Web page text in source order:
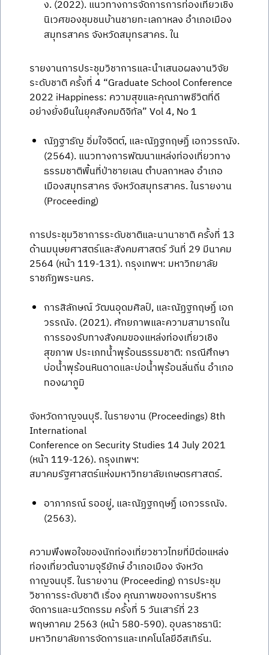
ง. (2022). แนวทางการจัดการการท่องเที่ยวเชิง
นิเวศของชุมชนบ้านชายทะเลกาหลง อำเภอเมือง
สมุทรสาคร จังหวัดสมุทรสาคร. ใน
รายงานการประชุมวิชาการและนำเสนอผลงานวิจัย
ระดับชาติ ครั้งที่ 4 “Graduate School Conference
2022 iHappiness: ความสุขและคุณภาพชีวิตที่ดี
อย่างยั่งยืนในยุคสังคมดิจิทัล” Vol 4, No 1
ณัฏฐาธัญ อิ่มใจจิตต์, และณัฏฐกฤษฏิ์ เอกวรรณัง.
(2564). แนวทางการพัฒนาแหล่งท่องเที่ยวทาง
ธรรมชาติพื้นที่ป่าชายเลน ตำบลกาหลง อำเภอ
เมืองสมุทรสาคร จังหวัดสมุทรสาคร. ในรายงาน
(Proceeding)
การประชุมวิชาการระดับชาติและนานาชาติ ครั้งที่ 13
ด้านมนุษยศาสตร์และสังคมศาสตร์ วันที่ 29 มีนาคม
2564 (หน้า 119-131). กรุงเทพฯ: มหาวิทยาลัย
ราชภัฏพระนคร.
การสิลักษณ์ วัฒนอุดมศิลป์, และณัฏฐกฤษฏิ์ เอก
วรรณัง. (2021). ศักยภาพและความสามารถใน
การรองรับทางสังคมของแหล่งท่องเที่ยวเชิง
สุขภาพ ประเภทน้ำพุร้อนธรรมชาติ: กรณีศึกษา
บ่อน้ำพุร้อนหินดาดและบ่อน้ำพุร้อนลิ่นถิ่น อำเภอ
ทองผาภูมิ
จังหวัดกาญจนบุรี. ในรายงาน (Proceedings) 8th
International
Conference on Security Studies 14 July 2021
(หน้า 119-126). กรุงเทพฯ:
สมาคมรัฐศาสตร์แห่งมหาวิทยาลัยเกษตรศาสตร์.
อาภาภรณ์ รออยู่, และณัฏฐกฤษฏิ์ เอกวรรณัง.
(2563).
ความพึงพอใจของนักท่องเที่ยวชาวไทยที่มีต่อแหล่ง
ท่องเที่ยวต้นจามจุรียักษ์ อำเภอเมือง จังหวัด
กาญจนบุรี. ในรายงาน (Proceeding) การประชุม
วิชาการระดับชาติ เรื่อง คุณภาพของการบริหาร
จัดการและนวัตกรรม ครั้งที่ 5 วันเสาร์ที่ 23
พฤษภาคม 2563 (หน้า 580-590). อุบลราชธานี:
มหาวิทยาลัยการจัดการและเทคโนโลยีอีสเทิร์น.